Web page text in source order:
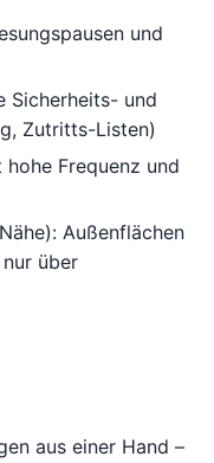
und
Sicherheits- und
Zutritts-Listen)
Frequenz und
Außenflächen
über
aus einer Hand –